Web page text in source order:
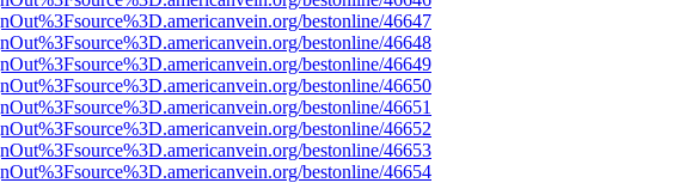
bestonline/46647
bestonline/46648
bestonline/46649
bestonline/46650
bestonline/46651
bestonline/46652
bestonline/46653
bestonline/46654